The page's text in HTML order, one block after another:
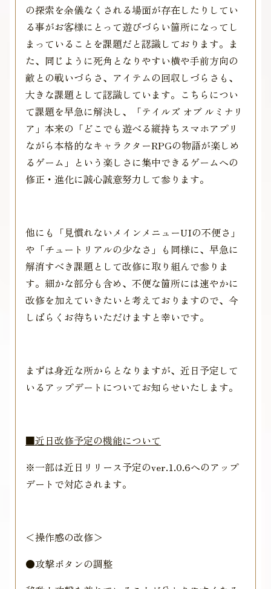
の探索を余儀なくされる場面が存在したりしてい
る事がお客様にとって遊びづらい箇所になってし
まっていることを課題だと認識しております。ま
た、同じように死角となりやすい横や手前方向の
敵との戦いづらさ、アイテムの回収しづらさも、
大きな課題として認識しています。こちらについ
て課題を早急に解決し、「テイルズ オブ ルミナリ
ア」本来の「どこでも遊べる縦持ちスマホアプリ
ながら本格的なキャラクターRPGの物語が楽しめ
るゲーム」という楽しさに集中できるゲームへの
修正・進化に誠心誠意努力して参ります。
他にも「見慣れないメインメニューUIの不便さ」
や「チュートリアルの少なさ」も同様に、早急に
解消すべき課題として改修に取り組んで参りま
す。細かな部分も含め、不便な箇所には速やかに
改修を加えていきたいと考えておりますので、今
しばらくお待ちいただけますと幸いです。
まずは身近な所からとなりますが、近日予定して
いるアップデートについてお知らせいたします。
■近日改修予定の機能について
※一部は近日リリース予定のver.1.0.6へのアップ
デートで対応されます。
＜操作感の改修＞
●攻撃ボタンの調整